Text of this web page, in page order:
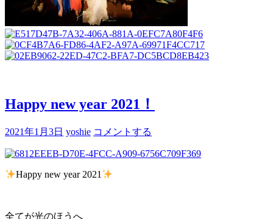
Happy new year 2021！
2021年1月3日 yoshie コメントする
Happy new year 2021
全てが光のほうへ